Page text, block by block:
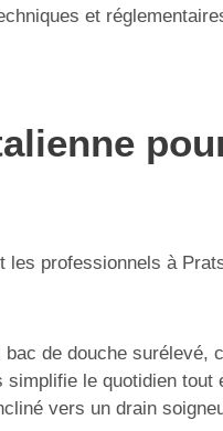
et
professionnels à
de douche surélevé,
le quotidien
vers un drain